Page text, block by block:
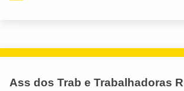
Ass dos Trab e Trabalhadoras